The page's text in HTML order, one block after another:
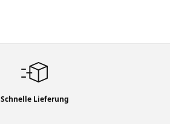
Schnelle Lieferung